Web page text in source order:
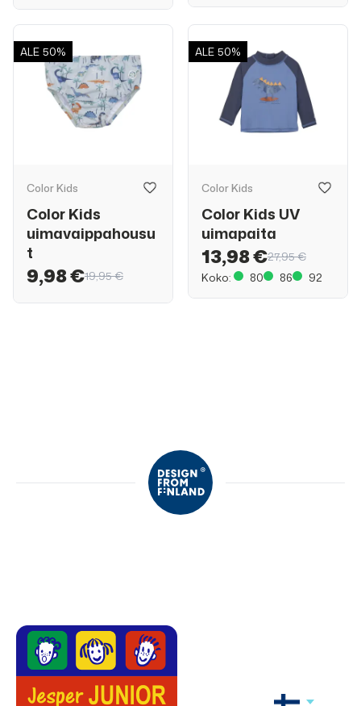
ALE 50%
Color Kids
Color Kids
uimavaippahousu
t
9,98 €19,95 €
ALE 50%
Color Kids
Color Kids UV
uimapaita
13,98 €27,95 €
Koko:
80 86 92